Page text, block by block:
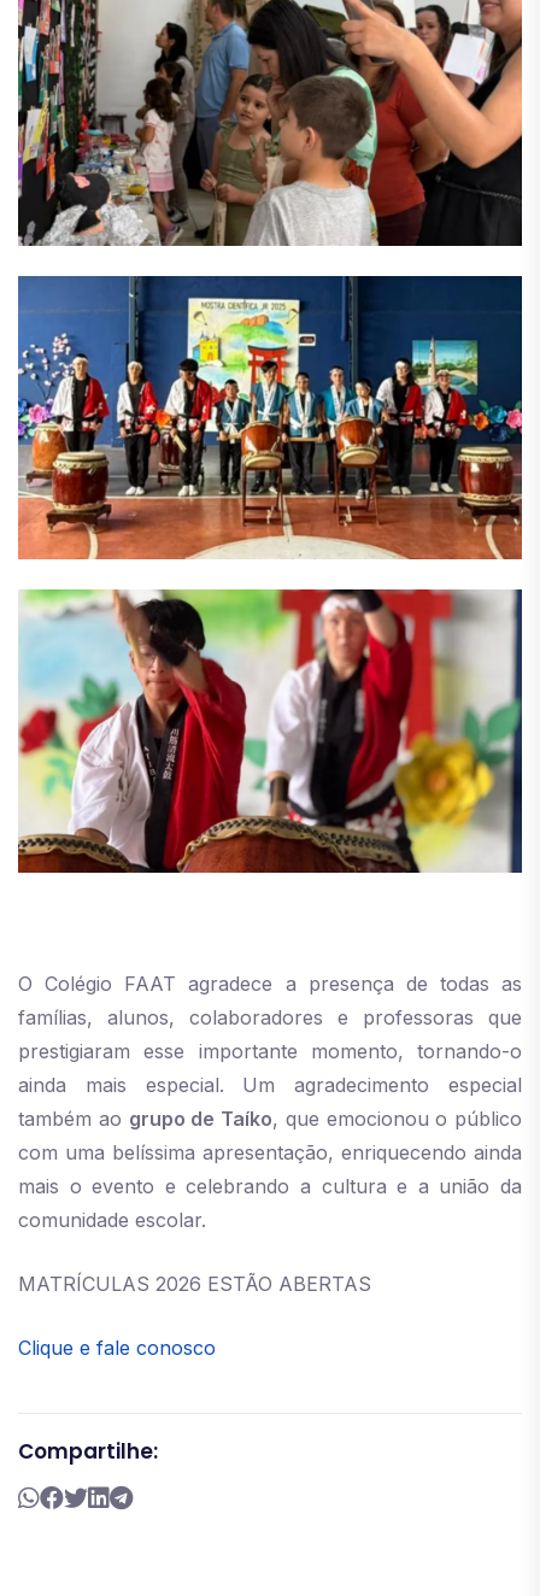
O Colégio FAAT agradece a presença de todas as
famílias, alunos, colaboradores e professoras que
prestigiaram esse importante momento, tornando-o
ainda mais especial. Um agradecimento especial
também ao grupo de Taíko, que emocionou o público
com uma belíssima apresentação, enriquecendo ainda
mais o evento e celebrando a cultura e a união da
comunidade escolar.
MATRÍCULAS 2026 ESTÃO ABERTAS
Clique e fale conosco
Compartilhe: